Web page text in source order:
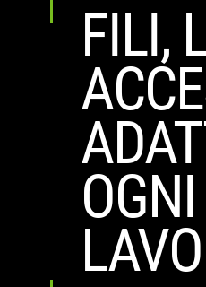
FILI,
OGNI